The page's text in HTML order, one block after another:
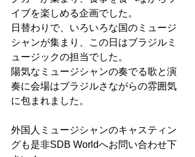
イブを楽しめる企画でした。
日替わりで、いろいろな国のミュージ
シャンが集まり、この日はブラジルミ
ュージックの担当でした。
陽気なミュージシャンの奏でる歌と演
奏に会場はブラジルさながらの雰囲気
に包まれました。
外国人ミュージシャンのキャスティン
グも是非SDB Worldへお問い合わせ下